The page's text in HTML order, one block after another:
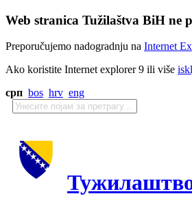
Web stranica Tužilaštva BiH ne
Preporučujemo nadogradnju na Internet
Ako koristite Internet explorer 9 ili više
срп bos hrv eng